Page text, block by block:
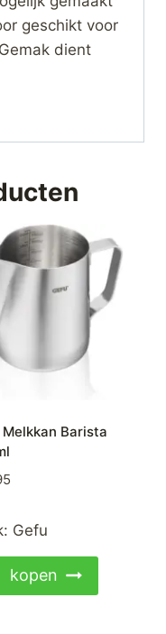
geschikt voor
dient
Barista
Gefu
kopen